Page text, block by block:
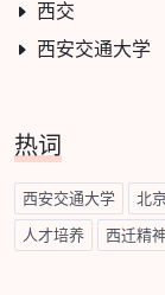
西交
西安交通大学
热词
西安交通大学 北
人才培养 西迁精神